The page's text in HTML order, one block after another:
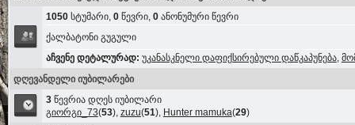
1050სტუმარი, 0წევრი, 0ანონუმური წევრი
ქალბატონი გუგული
აჩვენე დეტალურად: უკანასკნელი დაფიქსირებული დაწკაპუნება,
დღევანდელი იუბილარები
3წევრია დღეს იუბილარი
გიორგი_73(53), zuzu(51), Hunter mamuka(29)